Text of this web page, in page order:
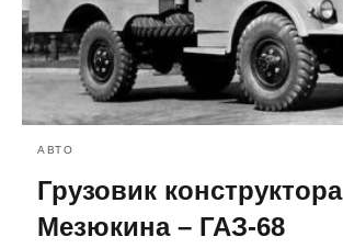
АВТО
Грузовик конструктора
Мезюкина – ГАЗ-68